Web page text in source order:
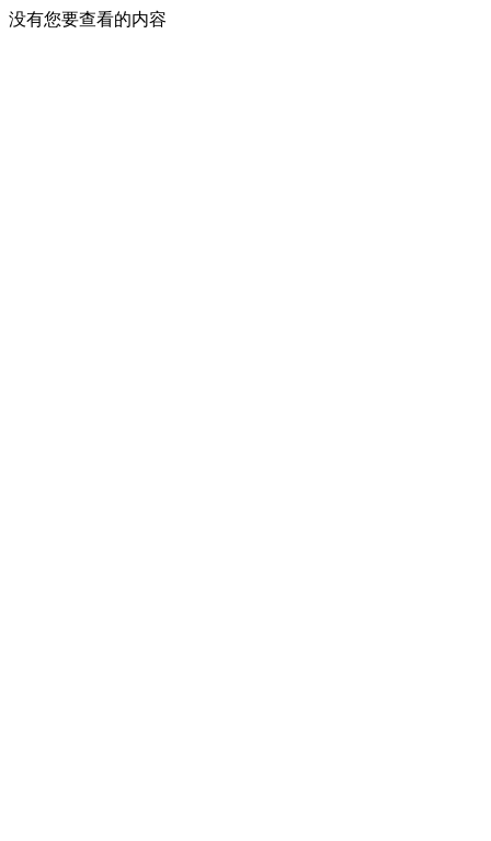
没有您要查看的内容